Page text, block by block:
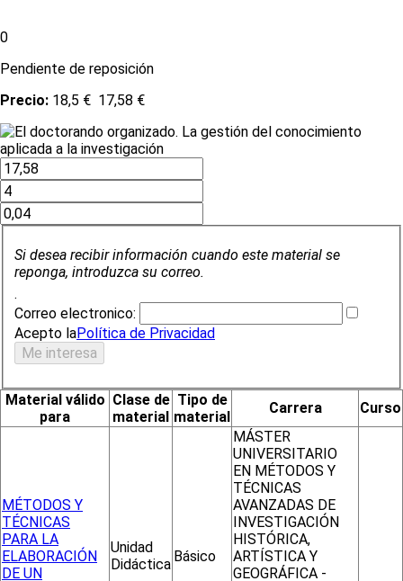
0
Pendiente de reposición
Precio: 18,5 € 17,58 €
Si desea recibir información cuando este material se
reponga, introduzca su correo.
.
Correo electronico:
Acepto laPolítica de Privacidad
Material válido
para
Clase de
material
Tipo de
material
Carrera Curso
MÉTODOS Y
TÉCNICAS
PARA LA
ELABORACIÓN
DE UN
Unidad
Didáctica Básico
MÁSTER
UNIVERSITARIO
EN MÉTODOS Y
TÉCNICAS
AVANZADAS DE
INVESTIGACIÓN
HISTÓRICA,
ARTÍSTICA Y
GEOGRÁFICA -